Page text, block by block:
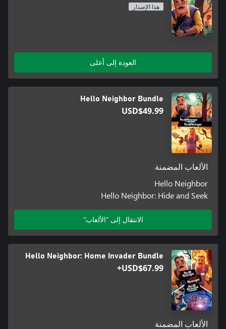
هذا الإصدار
العودة إلى أعلى
Hello Neighbor Bundle
USD$49.99
الألعاب المضمنة
Hello Neighbor
Hello Neighbor: Hide and Seek
الانتقال إلى "الألعاب"
Hello Neighbor: Home Invader Bundle
USD$67.99+
الألعاب المضمنة